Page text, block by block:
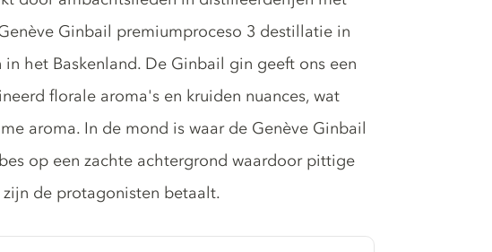
Ginbail premiumproceso 3 destillatie in
het Baskenland. De Ginbail gin geeft ons een
florale aroma's en kruiden nuances, wat
aroma. In de mond is waar de Genève Ginbail
op een zachte achtergrond waardoor pittige
de protagonisten betaalt.